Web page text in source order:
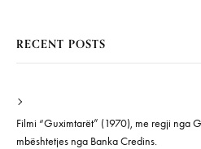
RECENT POSTS
Filmi “Guximtarët” (1970), me regji nga
mbështetjes nga Banka Credins.